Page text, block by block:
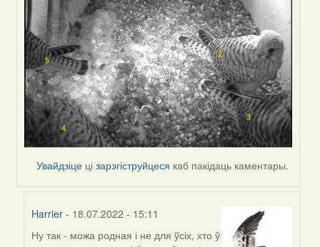
Увайдзіце цізарэгіструйцеся каб пакідаць каментары.
Harrier - 18.07.2022 - 15:11
In
Ну так - можа родная і не для ўсіх, хто ў